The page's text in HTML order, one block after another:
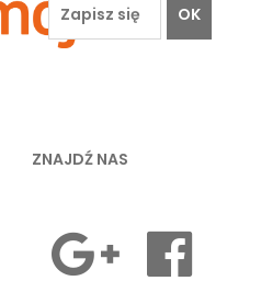
OK
ZNAJDŹ NAS